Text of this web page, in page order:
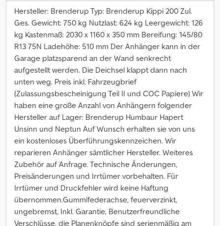
Hersteller: Brenderup Typ: Brenderup Kippi 200 Zul.
Ges. Gewicht: 750 kg Nutzlast: 624 kg Leergewicht: 126
kg Kastenmaß: 2030 x 1160 x 350 mm Bereifung: 145/80
R13 75N Ladehöhe: 510 mm Der Anhänger kann in der
Garage platzsparend an der Wand senkrecht
aufgestellt werden. Die Deichsel klappt dann nach
unten weg. Preis inkl. Fahrzeugbrief
(Zulassungsbescheinigung Teil II und COC Papiere) Wir
haben eine große Anzahl von Anhängern folgender
Hersteller auf Lager: Brenderup Humbaur Hapert
Unsinn und Neptun Auf Wunsch erhalten sie von uns
ein kostenloses Überführungskennzeichen. Wir
reparieren Anhänger sämtlicher Hersteller. Weiteres
Zubehör auf Anfrage. Technische Änderungen,
Preisänderungen und Irrtümer vorbehalten. Für
Irrtümer und Druckfehler wird keine Haftung
übernommen.Gummifederachse, feuerverzinkt,
ungebremst, Inkl. Garantie, Benutzerfreundliche
Verschlüsse, die Planenknöpfe sind serienmäßig am